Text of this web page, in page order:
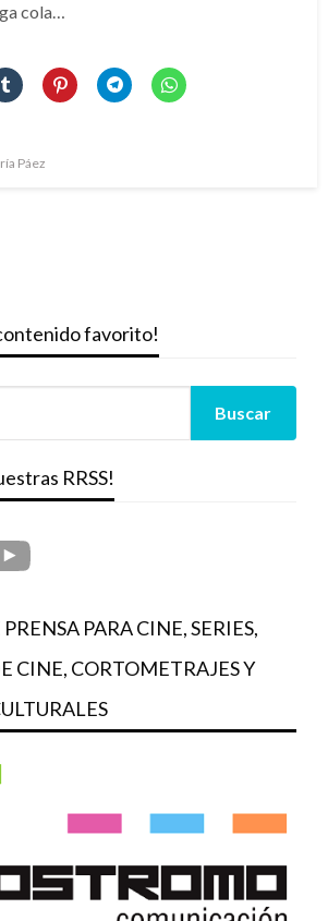
cola…
Páez
favorito!
RRSS!
PARA CINE, SERIES,
CINE, CORTOMETRAJES Y